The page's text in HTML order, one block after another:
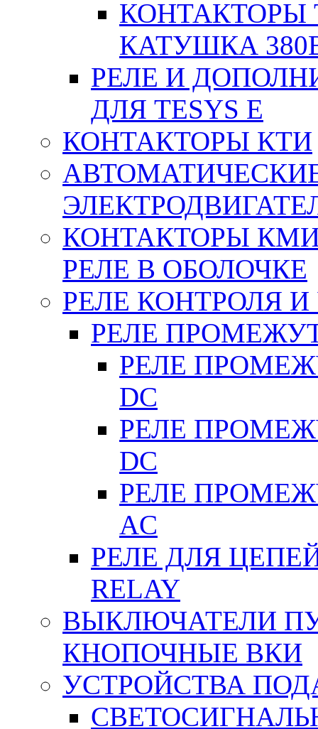
КОНТАКТОРЫ
КАТУШКА
РЕЛЕ И
ДЛЯ TESYS E
КОНТАКТОРЫ КТИ
КОНТАКТОРЫ
РЕЛЕ В ОБОЛОЧКЕ
РЕЛЕ КОНТРОЛЯ
РЕЛЕ
РЕЛЕ
DC
РЕЛЕ
DC
РЕЛЕ
АC
РЕЛЕ ДЛЯ
RELAY
ВЫКЛЮЧАТЕЛИ
КНОПОЧНЫЕ ВКИ
УСТРОЙСТВА